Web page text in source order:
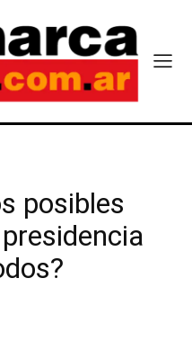
posibles